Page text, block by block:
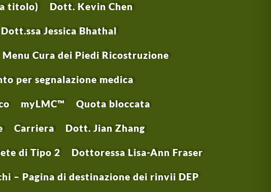
titolo) Dott. Kevin Chen
Dott.ssa Jessica Bhathal
Menu Cura dei Piedi Ricostruzione
per segnalazione medica
myLMC™ Quota bloccata
Carriera Dott. Jian Zhang
di Tipo 2 Dottoressa Lisa-Ann Fraser
– Pagina di destinazione dei rinvii DEP